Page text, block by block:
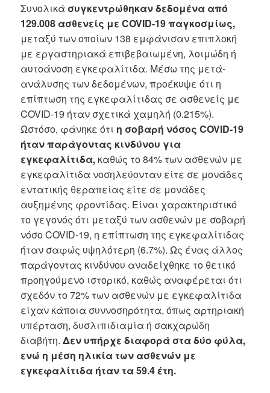
Συνολικά συγκεντρώθηκαν δεδομένα από
129.008 ασθενείς με COVID-19 παγκοσμίως,
μεταξύ των οποίων 138 εμφάνισαν επιπλοκή
με εργαστηριακά επιβεβαιωμένη, λοιμώδη ή
αυτοάνοση εγκεφαλίτιδα. Μέσω της μετά-
ανάλυσης των δεδομένων, προέκυψε ότι η
επίπτωση της εγκεφαλίτιδας σε ασθενείς με
COVID-19 ήταν σχετικά χαμηλή (0.215%).
Ωστόσο, φάνηκε ότι η σοβαρή νόσος COVID-19
ήταν παράγοντας κινδύνου για
εγκεφαλίτιδα, καθώς το 84% των ασθενών με
εγκεφαλίτιδα νοσηλεύονταν είτε σε μονάδες
εντατικής θεραπείας είτε σε μονάδες
αυξημένης φροντίδας. Είναι χαρακτηριστικό
το γεγονός ότι μεταξύ των ασθενών με σοβαρή
νόσο COVID-19, η επίπτωση της εγκεφαλίτιδας
ήταν σαφώς υψηλότερη (6.7%). Ως ένας άλλος
παράγοντας κινδύνου αναδείχθηκε το θετικό
προηγούμενο ιστορικό, καθώς αναφέρεται ότι
σχεδόν το 72% των ασθενών με εγκεφαλίτιδα
είχαν κάποια συννοσηρότητα, όπως αρτηριακή
υπέρταση, δυσλιπιδιαμία ή σακχαρώδη
διαβήτη.Δεν υπήρχε διαφορά στα δύο φύλα,
ενώ η μέση ηλικία των ασθενών με
εγκεφαλίτιδα ήταν τα 59.4 έτη.